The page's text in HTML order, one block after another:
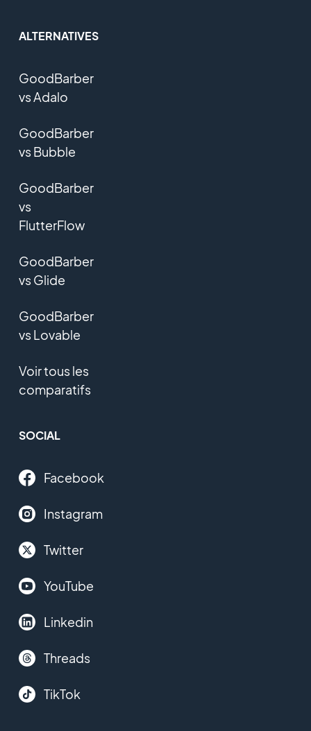
ALTERNATIVES
GoodBarber
vs Adalo
GoodBarber
vs Bubble
GoodBarber
vs
FlutterFlow
GoodBarber
vs Glide
GoodBarber
vs Lovable
Voir tous les
comparatifs
SOCIAL
Facebook
Instagram
Twitter
YouTube
Linkedin
Threads
TikTok